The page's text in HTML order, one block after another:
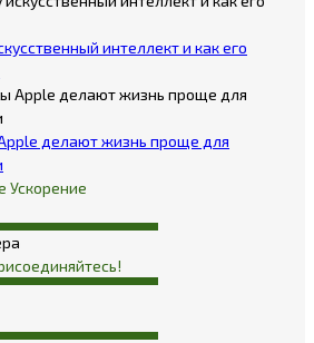
интеллект и как его
делают жизнь проще для
Ускорение